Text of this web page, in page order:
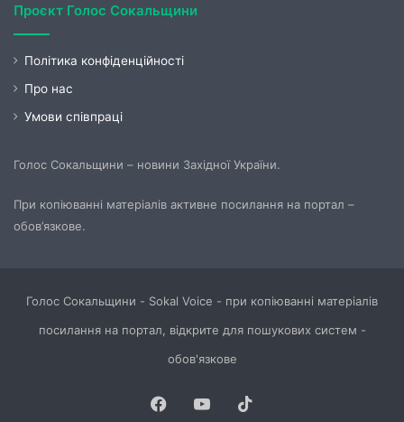
Проєкт Голос Сокальщини
Політика конфіденційності
Про нас
Умови співпраці
Голос Сокальщини – новини Західної України.
При копіюванні матеріалів активне посилання на портал –
обов’язкове.
Голос Сокальщини - Sokal Voice - при копіюванні матеріалів
посилання на портал, відкрите для пошукових систем -
обов'язкове
Facebook
YouTube